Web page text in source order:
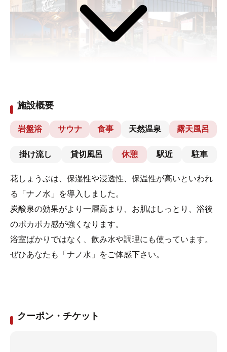
施設概要
岩盤浴 サウナ 食事 天然温泉 露天風呂
掛け流し 貸切風呂 休憩 駅近 駐車
花しょうぶは、保湿性や浸透性、保温性が高いといわれ
る「ナノ水」を導入しました。
炭酸泉の効果がより一層高まり、お肌はしっとり、浴後
のポカポカ感が強くなります。
浴室ばかりではなく、飲み水や調理にも使っています。
ぜひあなたも「ナノ水」をご体感下さい。
クーポン・チケット